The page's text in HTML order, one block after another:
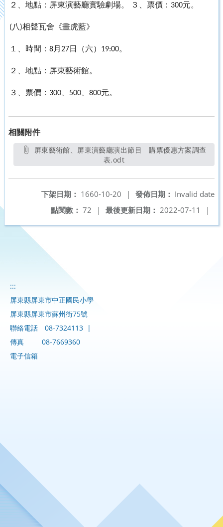
２、地點：屏東演藝廳實驗劇場。 ３、票價： 300元。
(八 )相聲瓦舍《畫虎藍》
１、時間： 8月 27日（六） 19:00。
２、地點：屏東藝術館。
３、票價： 300 500 800元。
相關附件
表.odt
發佈日期： Invalid date
下架日期： 1660-10-20
|
最後更新日期： 2022-07-11 |
點閱數： 72 |
:::
屏東縣屏東市中正國民小學
屏東縣屏東市蘇州街75號
聯絡電話
08-7324113 |
傳真
08-7669360
電子信箱